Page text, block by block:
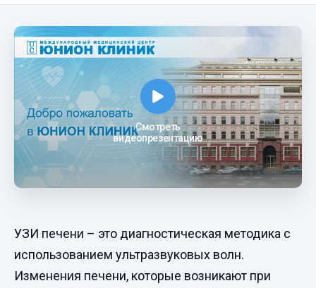
Смотреть
видеопрезентацию
УЗИ печени – это диагностическая методика с
использованием ультразвуковых волн.
Изменения печени, которые возникают при